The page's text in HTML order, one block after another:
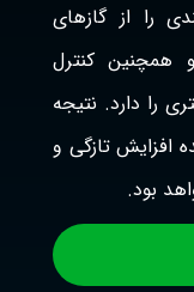
را از گازهای
همچنین کنترل
را دارد. نتیجه
افزایش تازگی و
بود.